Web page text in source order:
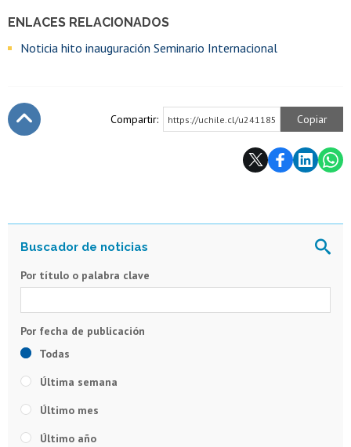
ENLACES RELACIONADOS
Noticia hito inauguración Seminario Internacional
Compartir: https://uchile.cl/u241185 Copiar
Por título o palabra clave
Todas
Última semana
Último mes
Último año